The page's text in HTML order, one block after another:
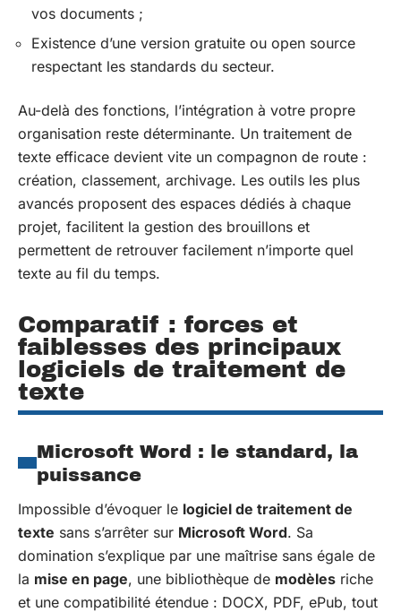
vos documents ;
Existence d’une version gratuite ou open source
respectant les standards du secteur.
Au-delà des fonctions, l’intégration à votre propre
organisation reste déterminante. Un traitement de
texte efficace devient vite un compagnon de route :
création, classement, archivage. Les outils les plus
avancés proposent des espaces dédiés à chaque
projet, facilitent la gestion des brouillons et
permettent de retrouver facilement n’importe quel
texte au fil du temps.
Comparatif : forces et
faiblesses des principaux
logiciels de traitement de
texte
Microsoft Word : le standard, la
puissance
Impossible d’évoquer le logiciel de traitement de
texte sans s’arrêter sur Microsoft Word. Sa
domination s’explique par une maîtrise sans égale de
la mise en page, une bibliothèque de modèles riche
et une compatibilité étendue : DOCX, PDF, ePub, tout